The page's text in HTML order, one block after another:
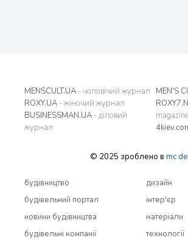
MENSCULT.UA - чоловічий журнал
ROXY.UA - жіночий журнал
BUSINESSMAN.UA - діловий
журнал
MEN'S
magazine
© 2025 зроблено в mc
будівництво
будівельний портал
новини будівництва
будівельні компанії
дизайн
інтер'єр
матеріали
технології